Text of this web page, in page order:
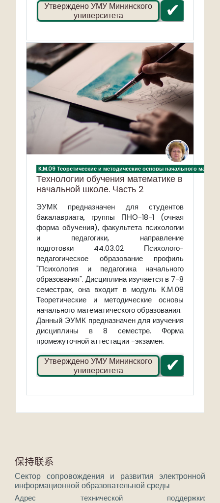
Утверждено УМУ Мининского
университета
✔
К.М.09 Теоретические и методические основы начального
Технологии обучения математике в
начальной школе. Часть 2
ЭУМК предназначен для студентов
бакалавриата, группы ПНО-18-1 (очная
форма обучения), факультета психологии
и педагогики, направление
подготовки 44.03.02 Психолого-
педагогическое образование профиль
"Психология и педагогика начального
образования". Дисциплина изучается в 7-8
семестрах, она входит в модуль К.М.08
Теоретические и методические основы
начального математического образования.
Данный ЭУМК предназначен для изучения
дисциплины в 8 семестре. Форма
промежуточной аттестации -экзамен.
Утверждено УМУ Мининского
университета
✔
保持联系
Сектор сопровождения и развития электронной
информационной образовательной среды
Адрес технической поддержки: